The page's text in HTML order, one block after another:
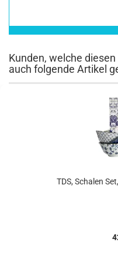
Kunden, welche
auch folgende Artikel
TDS, Schalen